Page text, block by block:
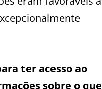
ter acesso ao
sobre o que